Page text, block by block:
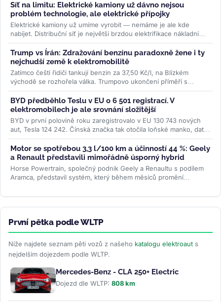
Síť na limitu: Elektrické kamiony už dávno nejsou
problém technologie, ale elektrické přípojky
Elektrické kamiony už umíme vyrobit — nemáme je ale kde
nabíjet. Distribuční síť je největší brzdou elektrifikace nákladní
dopravy....>>
Trump vs Írán: Zdražování benzínu paradoxně žene i ty
nejchudší země k elektromobilitě
Zatímco čeští řidiči tankují benzin za 37,50 Kč/l, na Blízkém
východě se rozhořela válka. Trumpovo ukončení příměří s
Íránem...>>
BYD předběhlo Teslu v EU o 6 501 registrací. V
elektromobilech je ale srovnání složitější
BYD v první polovině roku zaregistrovalo v EU 130 743 nových
aut, Tesla 124 242. Čínská značka tak otočila loňské manko, data
ACEA ale...>>
Motor se spotřebou 3,3 l/100 km a účinností 44 %: Geely
a Renault představili mimořádně úsporný hybrid
Horse Powertrain, společný podnik Geely a Renaultu s podílem
Aramca, představil systém, který během měsíců promění
První pětka podle WLTP
Níže najdete seznam pěti vozů z našeho katalogu elektroaut s
nejdelším dojezdem podle WLTP.
Mercedes-Benz - CLA 250+ Electric
Dojezd dle WLTP: 808 km